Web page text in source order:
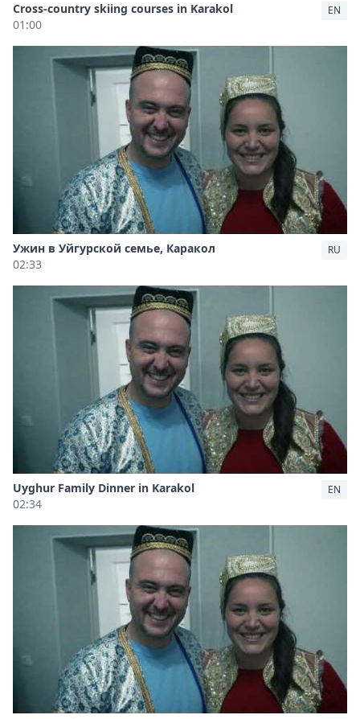
Cross-country skiing courses in Karakol
01:00
EN
Ужин в Уйгурской семье, Каракол
02:33
RU
Uyghur Family Dinner in Karakol
02:34
EN